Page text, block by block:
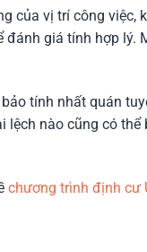
của vị trí công việc,
giá tính hợp lý.
tính nhất quán
nào cũng có
chương trình định cư